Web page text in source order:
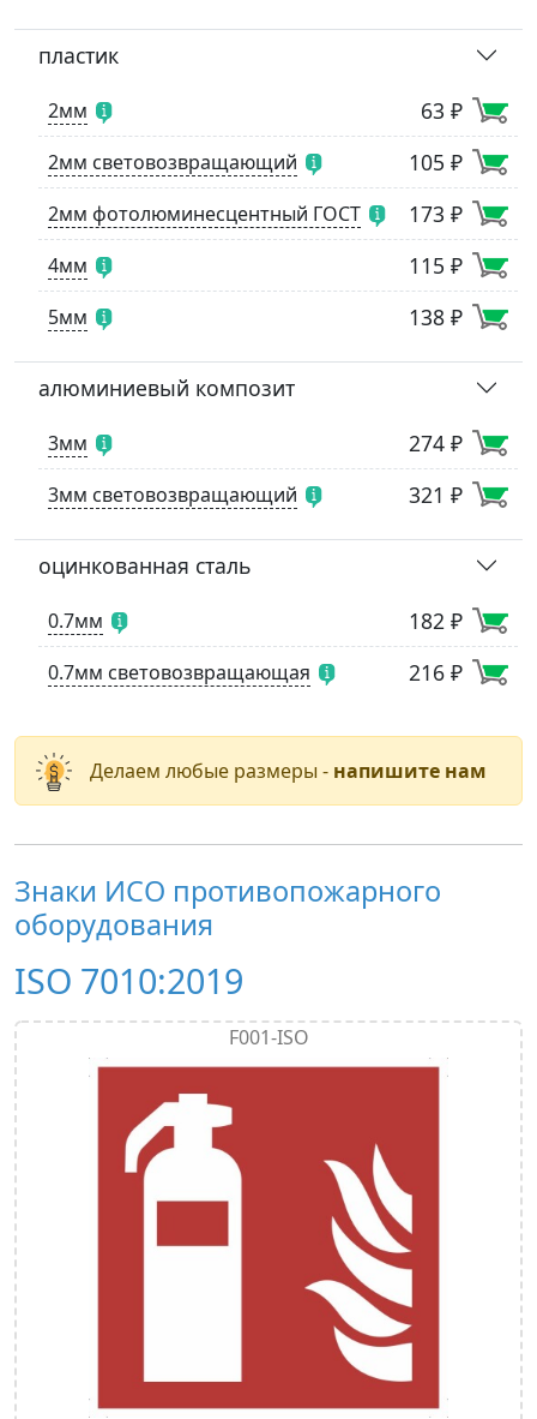
пластик
2мм 63 ₽
2мм световозвращающий 105 ₽
2мм фотолюминесцентный ГОСТ 173 ₽
4мм 115 ₽
5мм 138 ₽
алюминиевый композит
3мм 274 ₽
3мм световозвращающий 321 ₽
оцинкованная сталь
0.7мм 182 ₽
0.7мм световозвращающая 216 ₽
Делаем любые размеры - напишите нам
Знаки ИСО противопожарного
оборудования
ISO 7010:2019
F001-ISO